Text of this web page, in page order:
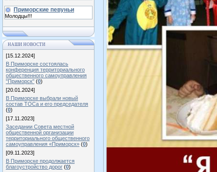
Приморские певуньи
Молодцы!!!
НАШИ НОВОСТИ
[15.12.2024]
В Приморске состоялась
конференция территориального
общественного самоуправления
"Приморск" (0)
[20.01.2024]
В Приморске выбрали новый
состав ТОСа и его председателя
(0)
[17.11.2023]
Заседании Совета местной
общественной организации
территориального общественного
самоуправления «Приморск» (0)
[09.11.2023]
В Приморске продолжается
благоустройство дорог (0)